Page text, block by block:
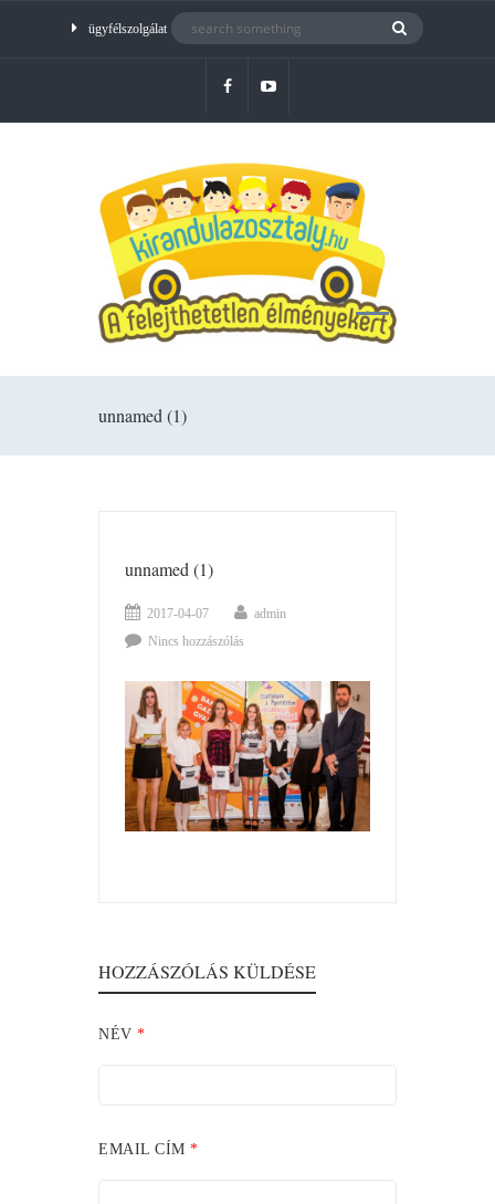
ügyfélszolgálat
unnamed (1)
unnamed (1)
2017-04-07
admin
Nincs hozzászólás
HOZZÁSZÓLÁS KÜLDÉSE
NÉV *
EMAIL CÍM *